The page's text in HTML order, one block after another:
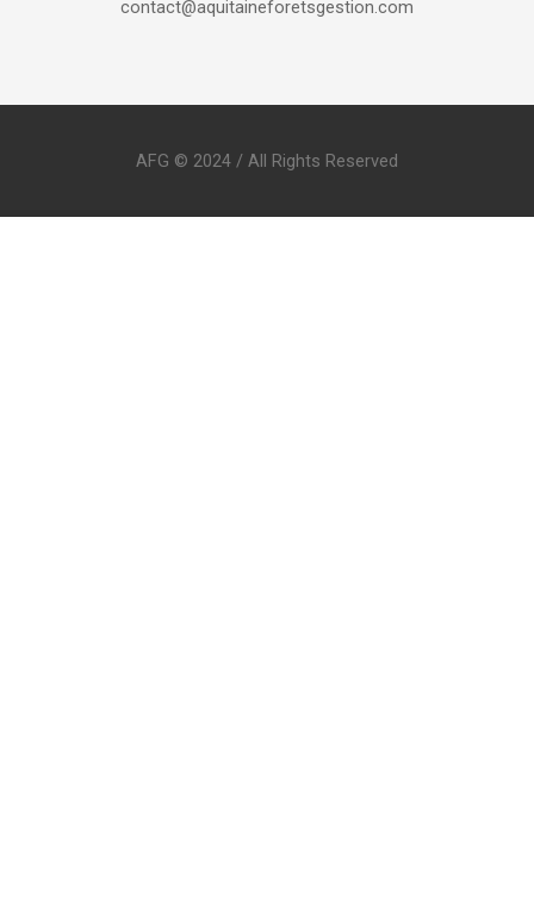
contact@aquitaineforetsgestion.com
AFG © 2024 / All Rights Reserved